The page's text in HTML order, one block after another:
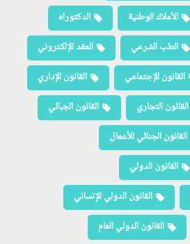
الأملاك الوطنية
الدكتوراه
الطب الشرعي
العقد الإلكتروني
القانون الإجتماعي
القانون الإداري
القانون التجاري
القانون الجبائي
القانون الجنائي للأعمال
القانون الدولي
القانون الدولي الإنساني
القانون الدولي العام